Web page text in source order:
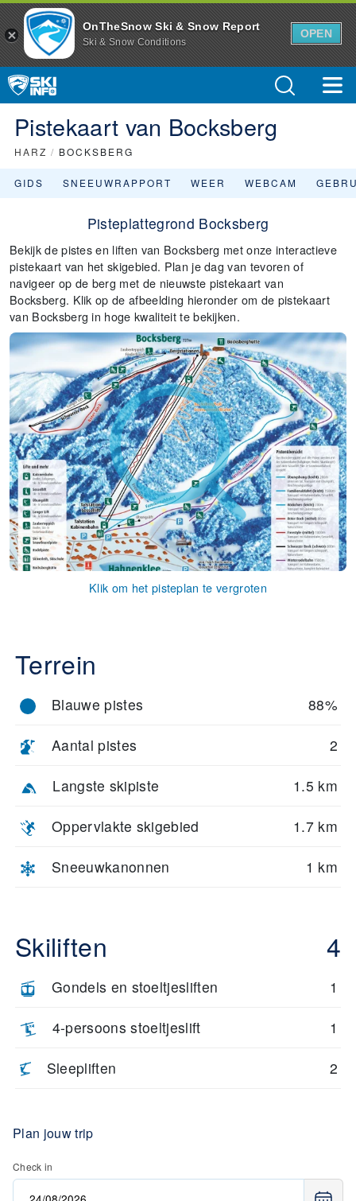
OnTheSnow Ski & Snow Report
Ski & Snow Conditions
OPEN
Pistekaart van Bocksberg
HARZ / BOCKSBERG
GIDS SNEEUWRAPPORT WEER WEBCAM
Pisteplattegrond Bocksberg
Bekijk de pistes en liften van Bocksberg met onze interactieve
pistekaart van het skigebied. Plan je dag van tevoren of
navigeer op de berg met de nieuwste pistekaart van
Bocksberg. Klik op de afbeelding hieronder om de pistekaart
van Bocksberg in hoge kwaliteit te bekijken.
Klik om het pisteplan te vergroten
Terrein
Blauwe pistes 88%
Aantal pistes 2
Langste skipiste 1.5 km
Oppervlakte skigebied 1.7 km
Sneeuwkanonnen 1 km
Skiliften 4
Gondels en stoeltjesliften 1
4-persoons stoeltjeslift 1
Sleepliften 2
Plan jouw trip
Check in